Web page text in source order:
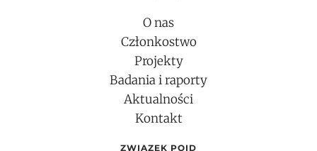
O nas
Członkostwo
Projekty
Badania i raporty
Aktualności
Kontakt
ZWIĄZEK POID